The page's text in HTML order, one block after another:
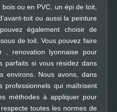
ou en PVC, un épi de toit,
toit ou aussi la peinture
également choisir de
de toit. Vous pouvez faire
, renovation lyonnaise pour
parfaits si vous résidez dans
environs. Nous avons, dans
professionnels qui maîtrisent
méthodes à appliquer pour
toutes les normes de